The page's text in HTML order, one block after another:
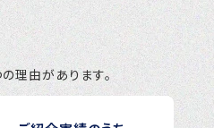
理由があります。